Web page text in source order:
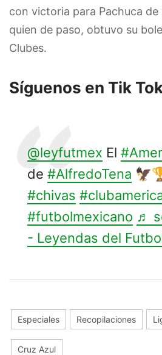
con victoria para Pachuca de
quien de paso, obtuvo su
Clubes.
Síguenos en Tik
@leyfutmex El
de #AlfredoTena
#chivas
#futbolmexicano ♬
- Leyendas del
Especiales Recopilaciones
Cruz Azul